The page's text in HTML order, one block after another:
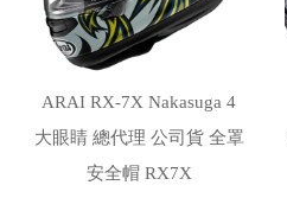
ARAI RX-7X Nakasuga 4
大眼睛 總代理 公司貨 全罩
安全帽 RX7X